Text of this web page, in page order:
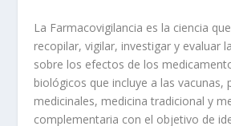
La Farmacovigilancia es la ciencia
recopilar, vigilar, investigar y evaluar
sobre los efectos de los
biológicos que incluye a las vacunas,
medicinales, medicina tradicional y
complementaria con el objetivo de